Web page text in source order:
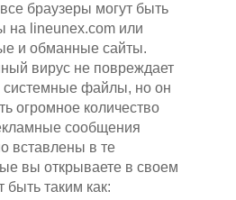
браузеры могут быть
на lineunex.com или
и обманные сайты.
вирус не повреждает
системные файлы, но он
огромное количество
сообщения
вставлены в те
вы открываете в своем
быть таким как: